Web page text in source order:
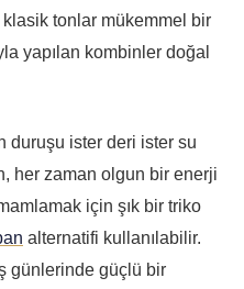
tonlar mükemmel bir
yapılan kombinler doğal
duruşu ister deri ister su
her zaman olgun bir enerji
için şık bir triko
alternatifi kullanılabilir.
günlerinde güçlü bir